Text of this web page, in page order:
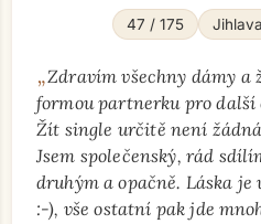
47 / 175 Jihlava
„Zdravím všechny dámy a
formou partnerku pro další
Žít single určitě není
Jsem společenský, rád
druhým a opačně. Láska
:-), vše ostatní pak jde